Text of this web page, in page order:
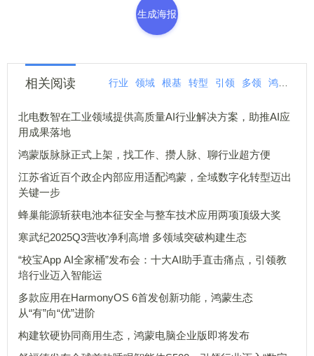
生成海报
相关阅读 行业 领域 根基 转型 引领 多领 鸿蒙
北电数智在工业领域提供高质量AI行业解决方案，助推AI应
用成果落地
鸿蒙版脉脉正式上架，找工作、攒人脉、聊行业超方便
江苏省近百个政企内部应用适配鸿蒙，全域数字化转型迈出
关键一步
蜂巢能源斩获电池本征安全与整车技术应用两项顶级大奖
寒武纪2025Q3营收净利高增 多领域突破构建生态
“校宝App AI全家桶”发布会：十大AI助手直击痛点，引领教
培行业迈入智能运
多款应用在HarmonyOS 6首发创新功能，鸿蒙生态
从“有”向“优”进阶
构建软硬协同商用生态，鸿蒙电脑企业版即将发布